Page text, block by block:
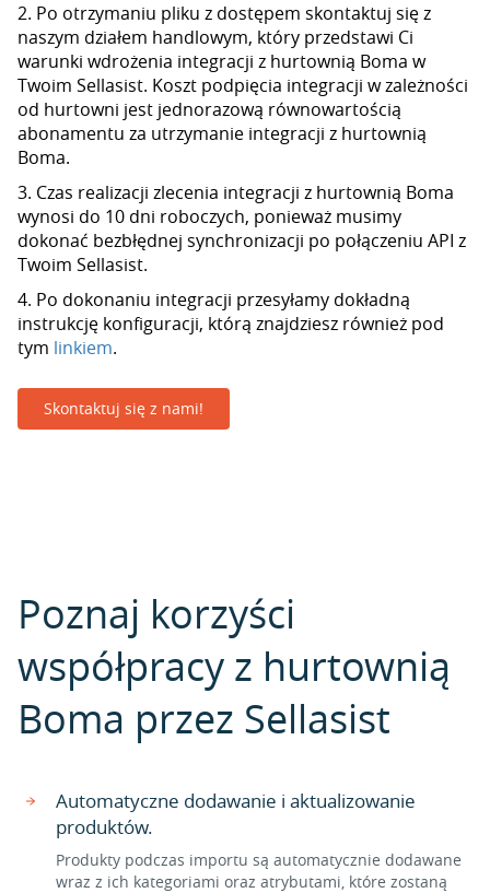
2. Po otrzymaniu pliku z dostępem skontaktuj się z
naszym działem handlowym, który przedstawi Ci
warunki wdrożenia integracji z hurtownią Boma w
Twoim Sellasist. Koszt podpięcia integracji w zależności
od hurtowni jest jednorazową równowartością
abonamentu za utrzymanie integracji z hurtownią
Boma.
3. Czas realizacji zlecenia integracji z hurtownią Boma
wynosi do 10 dni roboczych, ponieważ musimy
dokonać bezbłędnej synchronizacji po połączeniu API z
Twoim Sellasist.
4. Po dokonaniu integracji przesyłamy dokładną
instrukcję konfiguracji, którą znajdziesz również pod
tym linkiem.
Skontaktuj się z nami!
Poznaj korzyści
współpracy z hurtownią
Boma przez Sellasist
Automatyczne dodawanie i aktualizowanie
produktów.
Produkty podczas importu są automatycznie dodawane
wraz z ich kategoriami oraz atrybutami, które zostaną